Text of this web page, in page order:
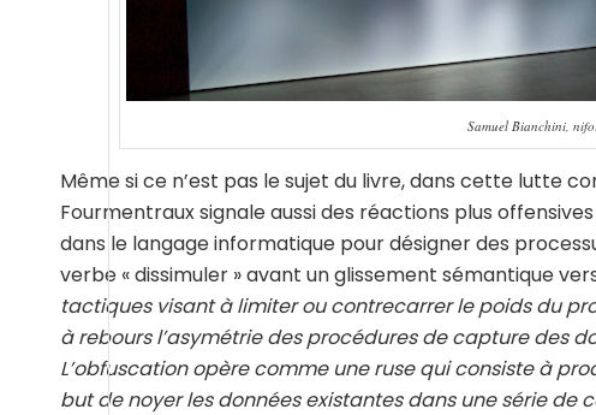
Samuel Bianchini,
Même si ce n’est pas le sujet du livre, dans cette lutte
Fourmentraux signale aussi des réactions plus
dans le langage informatique pour désigner des
verbe « dissimuler » avant un glissement sémantique vers
tactiques visant à limiter ou contrecarrer le poids du
à rebours l’asymétrie des procédures de capture des
L’obfuscation opère comme une ruse qui consiste à
but de noyer les données existantes dans une série